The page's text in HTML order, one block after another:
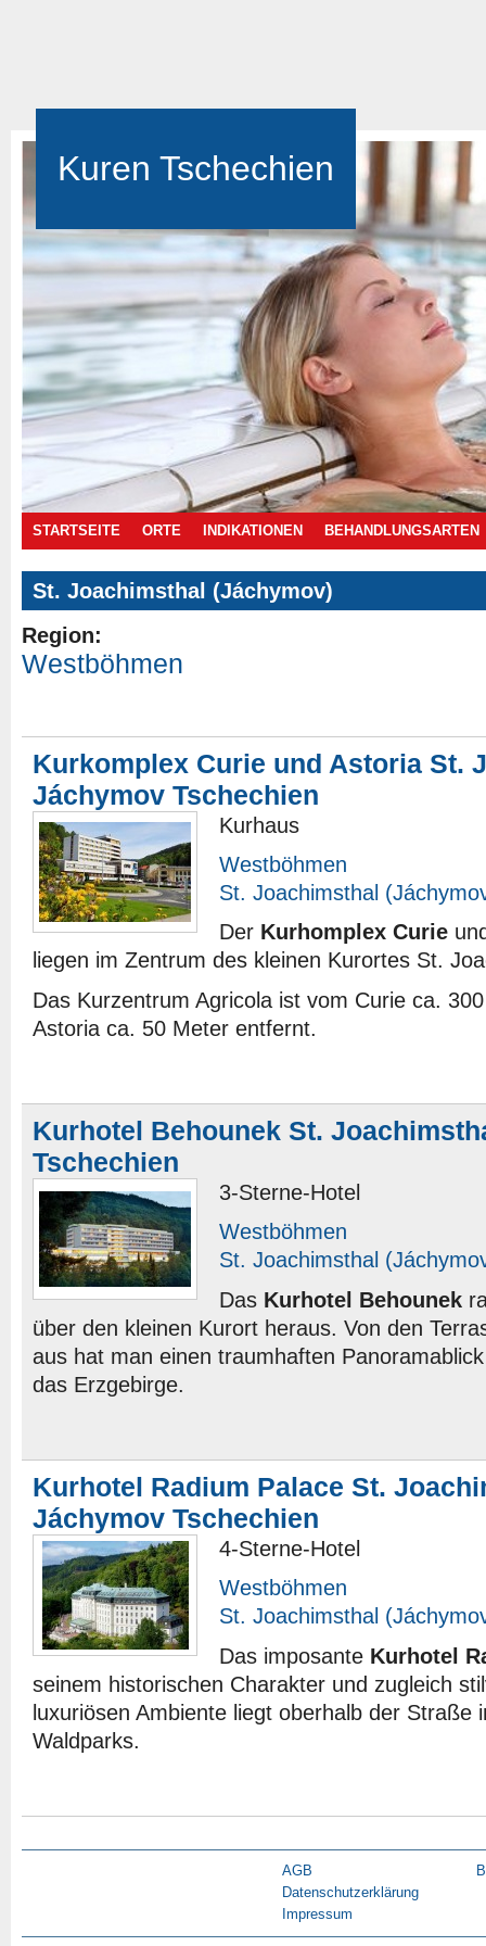
Kuren Tschechien
STARTSEITE ORTE INDIKATIONEN BEHANDLUNGSARTEN
St. Joachimsthal (Jáchymov)
Region:
Westböhmen
Kurkomplex Curie und Astoria St.
Jáchymov Tschechien
Kurhaus
Westböhmen
St. Joachimsthal
Der Kurhomplex Curie
liegen im Zentrum des kleinen Kurortes St.
Das Kurzentrum Agricola ist vom Curie ca.
Astoria ca. 50 Meter entfernt.
Kurhotel Behounek St.
Tschechien
3-Sterne-Hotel
Westböhmen
St. Joachimsthal
Das Kurhotel Behounek
über den kleinen Kurort heraus. Von den
aus hat man einen traumhaften
das Erzgebirge.
Kurhotel Radium Palace St.
Jáchymov Tschechien
4-Sterne-Hotel
Westböhmen
St. Joachimsthal
Das imposante Kurhotel
seinem historischen Charakter und zugleich
luxuriösen Ambiente liegt oberhalb der Straße
Waldparks.
AGB
Datenschutzerklärung
Impressum